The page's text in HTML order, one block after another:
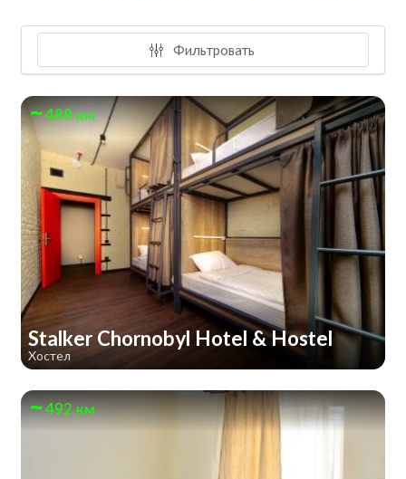
Фильтровать
488 км
Stalker Chornobyl Hotel & Hostel
Хостел
492 км